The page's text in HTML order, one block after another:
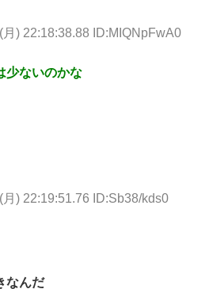
月) 22:18:38.88 ID:MIQNpFwA0
少ないのかな
) 22:19:51.76 ID:Sb38/kds0
なんだ